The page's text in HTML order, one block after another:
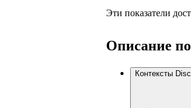
Эти показатели
Описание
Контексты